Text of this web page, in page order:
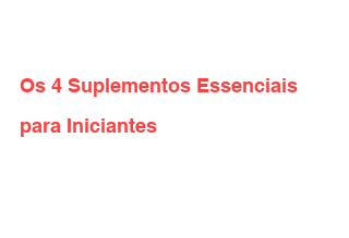
Os 4 Suplementos Essenciais
para Iniciantes